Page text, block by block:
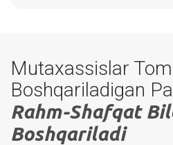
Mutaxassislar
Boshqariladigan
Rahm-Shafqat
Boshqariladi